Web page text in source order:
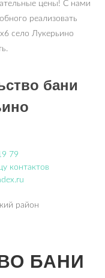
цены! С нами
реализовать
село Лукерьино
бани
79
контактов
район
БАНИ